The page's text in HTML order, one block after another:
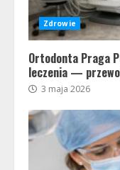
Zdrowie
Ortodonta Praga
leczenia —
3 maja 2026